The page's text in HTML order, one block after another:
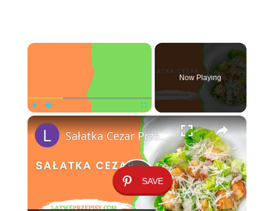
×
Fullscreen
Now Playing
×
SAVE
P
Sałatka Cezar Przepis - LatwePrzepis.com